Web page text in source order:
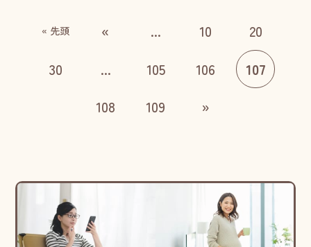
« 先頭 « ... 10
20
30
... 105 106
107
108
109 »